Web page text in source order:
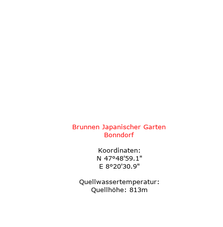
Brunnen Japanischer Garten
Bonndorf
Koordinaten:
N 47°48'59.1"
E 8°20'30.9"
Quellwassertemperatur:
Quellhöhe: 813m